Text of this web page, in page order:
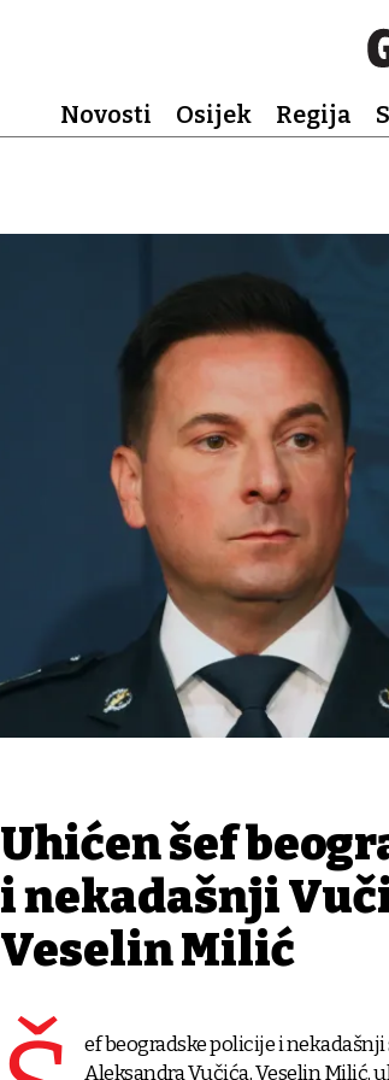
Novosti Osijek Regija
Uhićen šef
i nekadašnji
Veselin Milić
ef beogradske policije i
Aleksandra Vučića, Veselin Milić,